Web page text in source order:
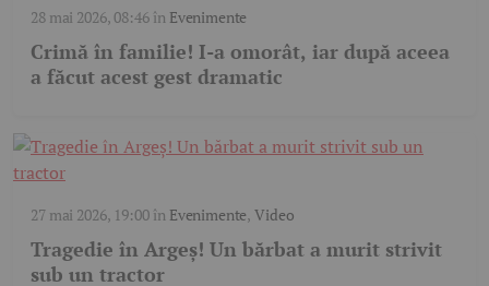
28 mai 2026, 08:46în Evenimente
Crimă în familie! I-a omorât, iar după aceea
a făcut acest gest dramatic
27 mai 2026, 19:00în Evenimente,Video
Tragedie în Argeș! Un bărbat a murit strivit
sub un tractor